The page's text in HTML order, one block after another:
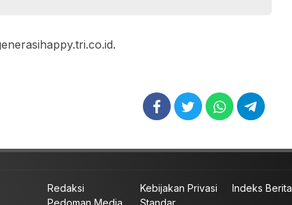
Redaksi Kebijakan Privasi
Indeks Berita